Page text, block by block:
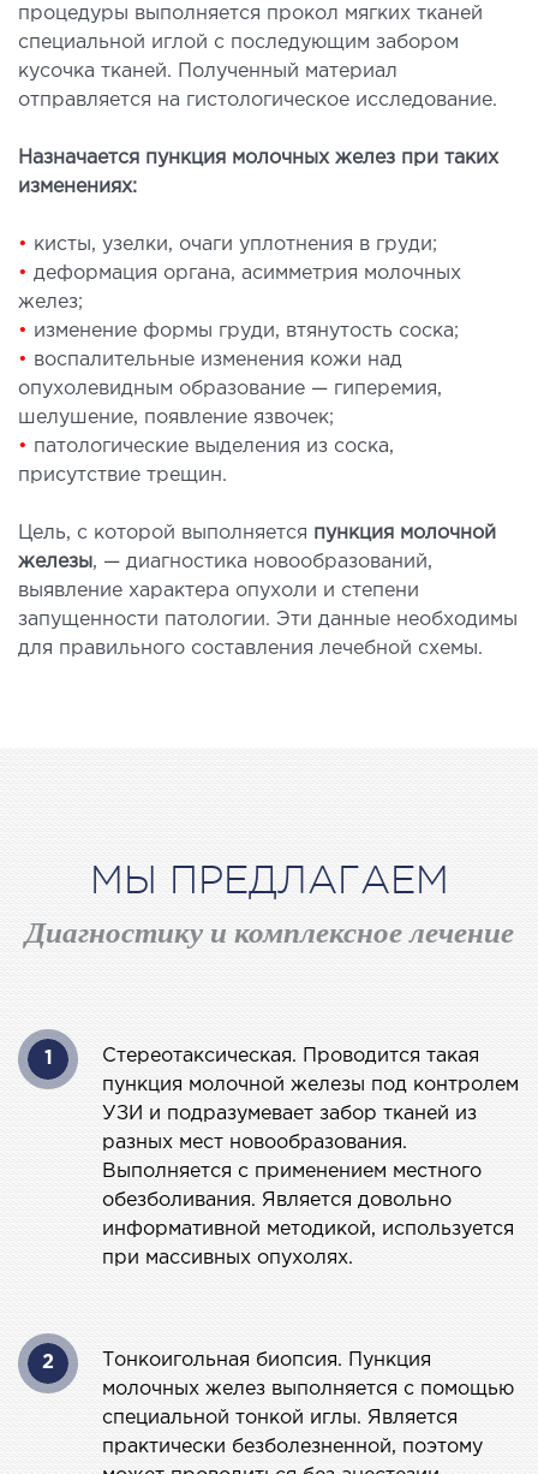
хирургия лица
хирургия тела
урология
И ДЕРМАТОЛОГИЯ
косметология
косметология
эпиляция
косметология
ЗАБОЛЕВАНИЙ ПЕЧЕНИ И
болезней печени
печени и желчных протоков
ХИРУРГИЯ
хирургия в клинике
интенсивной терапии
стационар
транспортировка в Киеве и
помощь в Киеве
сосудов
(ЭКГ)
диагностика
процедуры выполняется прокол мягких тканей
специальной иглой с последующим забором
кусочка тканей. Полученный материал
отправляется на гистологическое исследование.
Назначается пункция молочных желез при таких
изменениях:
• кисты, узелки, очаги уплотнения в груди;
• деформация органа, асимметрия молочных
желез;
• изменение формы груди, втянутость соска;
• воспалительные изменения кожи над
опухолевидным образование — гиперемия,
шелушение, появление язвочек;
• патологические выделения из соска,
присутствие трещин.
Цель, с которой выполняется пункция молочной
железы, — диагностика новообразований,
выявление характера опухоли и степени
запущенности патологии. Эти данные необходимы
для правильного составления лечебной схемы.
МЫ ПРЕДЛАГАЕМ
Диагностику и комплексное лечение
1
Стереотаксическая. Проводится такая
пункция молочной железы под контролем
УЗИ и подразумевает забор тканей из
разных мест новообразования.
Выполняется с применением местного
обезболивания. Является довольно
информативной методикой, используется
при массивных опухолях.
2
Тонкоигольная биопсия. Пункция
молочных желез выполняется с помощью
специальной тонкой иглы. Является
практически безболезненной, поэтому